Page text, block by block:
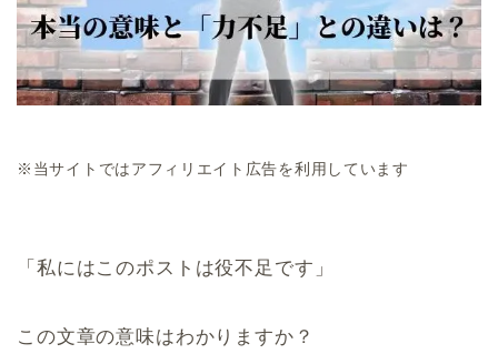
※当サイトではアフィリエイト広告を利用しています
「私にはこのポストは役不足です」
この文章の意味はわかりますか？